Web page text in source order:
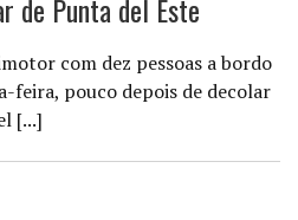
de Punta del Este
com dez pessoas a bordo
feira, pouco depois de decolar
[...]